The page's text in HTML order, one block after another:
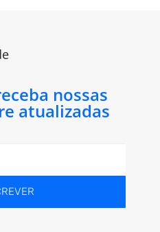
nossas
atualizadas